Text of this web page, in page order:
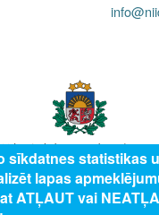
attīstības aģentūra,
sīkdatnes statistikas
lapas
ATĻAUT vai